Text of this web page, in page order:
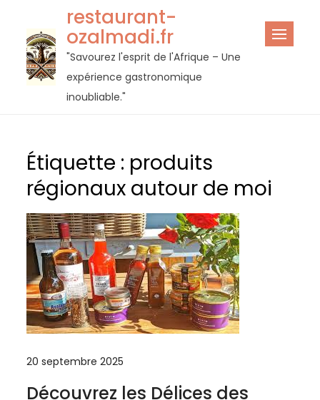
contenu
restaurant-
ozalmadi.fr
"Savourez l'esprit de l'Afrique – Une
expérience gastronomique
inoubliable."
Étiquette : produits
régionaux autour de moi
20 septembre 2025
Découvrez les Délices des